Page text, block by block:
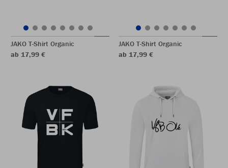
JAKO T-Shirt Organic
ab 17,99 €
JAKO T-Shirt Organic
ab 17,99 €